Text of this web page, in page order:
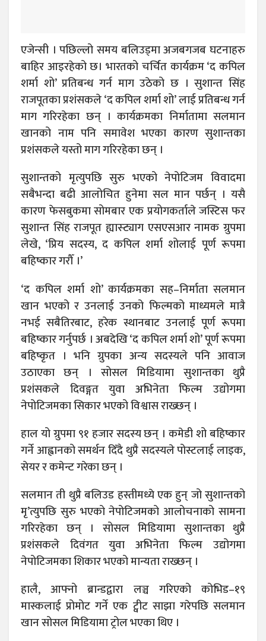
एजेन्सी । पछिल्लो समय बलिउड्मा अजबगजब घटनाहरु
बाहिर आइरहेको छ। भारतको चर्चित कार्यक्रम ‘द कपिल
शर्मा शो’ प्रतिबन्ध गर्न माग उठेको छ । सुशान्त सिंह
राजपूतका प्रशंसकले ‘द कपिल शर्मा शो’ लाई प्रतिबन्ध गर्न
माग गरिरहेका छन् । कार्यक्रमका निर्मातामा सलमान
खानको नाम पनि समावेश भएका कारण सुशान्तका
प्रशंसकले यस्तो माग गरिरहेका छन् ।
सुशान्तको मृत्युपछि सुरु भएको नेपोटिजम विवादमा
सबैभन्दा बढी आलोचित हुनेमा सल मान पर्छन् । यसै
कारण फेसबुकमा सोमबार एक प्रयोगकर्ताले जस्टिस फर
सुशान्त सिंह राजपूत ह्यास्ट्याग एसएसआर नामक ग्रुपमा
लेखे, ‘प्रिय सदस्य, द कपिल शर्मा शोलाई पूर्ण रूपमा
बहिष्कार गरौँ ।’
‘द कपिल शर्मा शो’ कार्यक्रमका सह–निर्माता सलमान
खान भएको र उनलाई उनको फिल्मको माध्यमले मात्रै
नभई सबैतिरबाट, हरेक स्थानबाट उनलाई पूर्ण रूपमा
बहिष्कार गर्नुपर्छ । अबदेखि ‘द कपिल शर्मा शो’ पूर्ण रूपमा
बहिष्कृत । भनि ग्रुपका अन्य सदस्यले पनि आवाज
उठाएका छन् । सोसल मिडियामा सुशान्तका थुप्रै
प्रशंसकले दिवङ्गत युवा अभिनेता फिल्म उद्योगमा
नेपोटिजमका सिकार भएको विश्वास राख्छन् ।
हाल यो ग्रुपमा ९१ हजार सदस्य छन् । कमेडी शो बहिष्कार
गर्ने आह्वानको समर्थन दिँदै थुप्रै सदस्यले पोस्टलाई लाइक,
सेयर र कमेन्ट गरेका छन् ।
सलमान ती थुप्रै बलिउड हस्तीमध्ये एक हुन् जो सुशान्तको
मृ’त्युपछि सुरु भएको नेपोटिजमको आलोचनाको सामना
गरिरहेका छन् । सोसल मिडियामा सुशान्तका थुप्रै
प्रशंसकले दिवंगत युवा अभिनेता फिल्म उद्योगमा
नेपोटिजमका शिकार भएको मान्यता राख्छन् ।
हालै, आफ्नो ब्रान्डद्वारा लञ्च गरिएको कोभिड–१९
मास्कलाई प्रोमोट गर्ने एक ट्वीट साझा गरेपछि सलमान
खान सोसल मिडियामा ट्रोल भएका थिए ।